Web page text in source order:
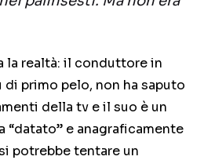
la realtà: il conduttore in
primo pelo, non ha saputo
della tv e il suo è un
“datato” e anagraficamente
potrebbe tentare un